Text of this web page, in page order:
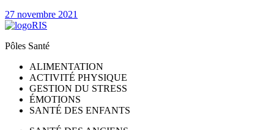
27 novembre 2021
Pôles Santé
ALIMENTATION
ACTIVITÉ PHYSIQUE
GESTION DU STRESS
ÉMOTIONS
SANTÉ DES ENFANTS